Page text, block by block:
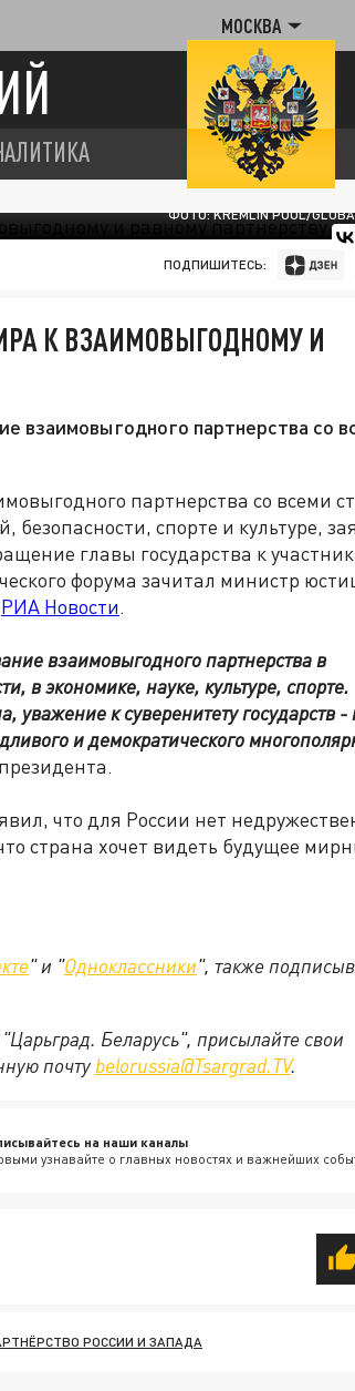
МОСКВА
ФОТО: KREMLIN POOL/
ПОДПИШИТЕСЬ:
К ВЗАИМОВЫГОДНОМУ И
взаимовыгодного партнерства со
партнерства со всеми
спорте и культуре,
главы государства к
форума зачитал министр
РИА Новости.
взаимовыгодного партнерства в
в экономике, науке, культуре, спорте.
уважение к суверенитету государств -
и демократического
что для России нет
страна хочет видеть будущее
" и "Одноклассники", также
Беларусь", присылайте свои
почту belorussia@Tsargrad.TV.
на наши каналы
узнавайте о главных новостях и важнейших
РОССИИ И ЗАПАДА